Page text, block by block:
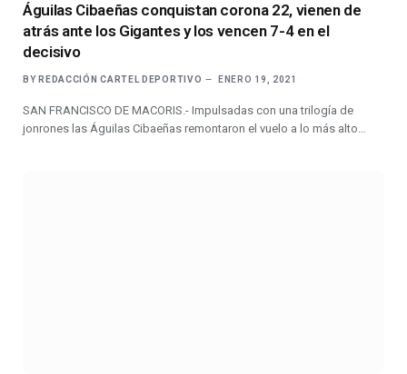
Águilas Cibaeñas conquistan corona 22, vienen de
atrás ante los Gigantes y los vencen 7-4 en el
decisivo
BY REDACCIÓN CARTEL DEPORTIVO ENERO 19, 2021
SAN FRANCISCO DE MACORIS.- Impulsadas con una trilogía de
jonrones las Águilas Cibaeñas remontaron el vuelo a lo más alto…